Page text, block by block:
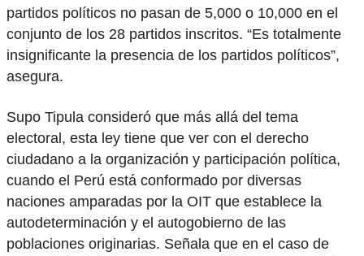
partidos políticos no pasan de 5,000 o 10,000 en el
conjunto de los 28 partidos inscritos. “Es totalmente
insignificante la presencia de los partidos políticos”,
asegura.
Supo Tipula consideró que más allá del tema
electoral, esta ley tiene que ver con el derecho
ciudadano a la organización y participación política,
cuando el Perú está conformado por diversas
naciones amparadas por la OIT que establece la
autodeterminación y el autogobierno de las
poblaciones originarias. Señala que en el caso de